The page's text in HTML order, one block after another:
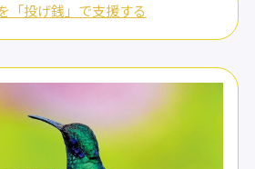
「投げ銭」で支援する